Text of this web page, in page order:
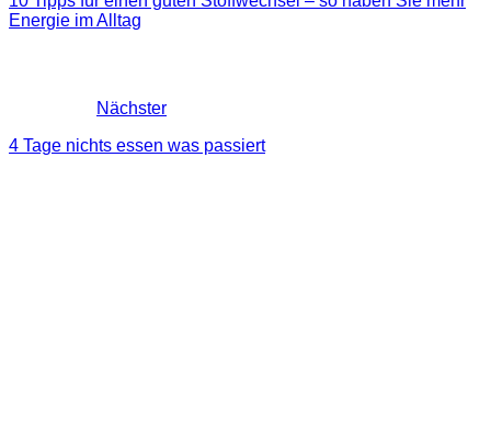
Energie im Alltag
Nächster
4 Tage nichts essen was passiert